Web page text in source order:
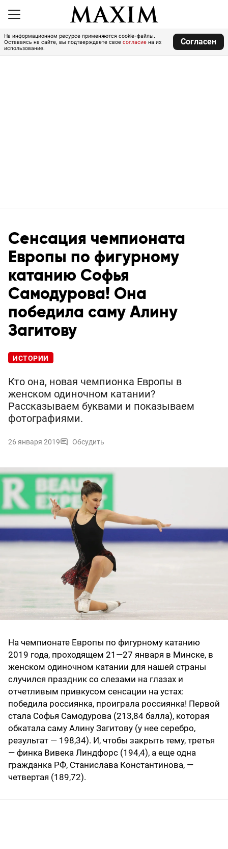
На информационном ресурсе применяются cookie-файлы.
Оставаясь на сайте, вы подтверждаете свое согласие на их
использование.
Согласен
Сенсация чемпионата
Европы по фигурному
катанию Софья
Самодурова! Она
победила саму Алину
Загитову
ИСТОРИИ
Кто она, новая чемпионка Европы в
женском одиночном катании?
Рассказываем буквами и показываем
фотографиями.
26 января 2019 Обсудить
На чемпионате Европы по фигурному катанию
2019 года, проходящем 21—27 января в Минске, в
женском одиночном катании для нашей страны
случился праздник со слезами на глазах и
отчетливым привкусом сенсации на устах:
победила россиянка, проиграла россиянка! Первой
стала Софья Самодурова (213,84 балла), которая
обкатала саму Алину Загитову (у нее серебро,
результат — 198,34). И, чтобы закрыть тему, третья
— финка Вивека Линдфорс (194,4), а еще одна
гражданка РФ, Станислава Константинова, —
четвертая (189,72).